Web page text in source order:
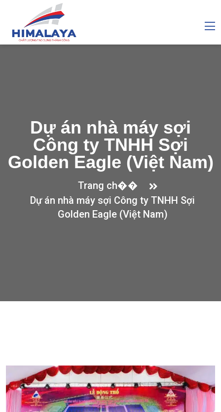
Dự án nhà máy sợi
Công ty TNHH Sợi
Golden Eagle (Việt Nam)
Trang ch��
Dự án nhà máy sợi Công ty TNHH Sợi
Golden Eagle (Việt Nam)